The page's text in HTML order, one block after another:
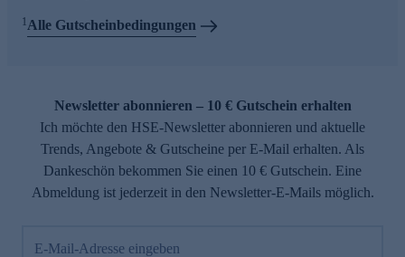
1Alle Gutscheinbedingungen
Newsletter abonnieren – 10 € Gutschein erhalten
Ich möchte den HSE-Newsletter abonnieren und aktuelle
Trends, Angebote & Gutscheine per E-Mail erhalten. Als
Dankeschön bekommen Sie einen 10 € Gutschein. Eine
Abmeldung ist jederzeit in den Newsletter-E-Mails möglich.
E-Mail-Adresse eingeben